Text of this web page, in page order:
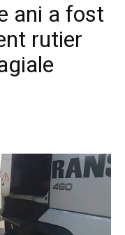
ani a fost
rutier